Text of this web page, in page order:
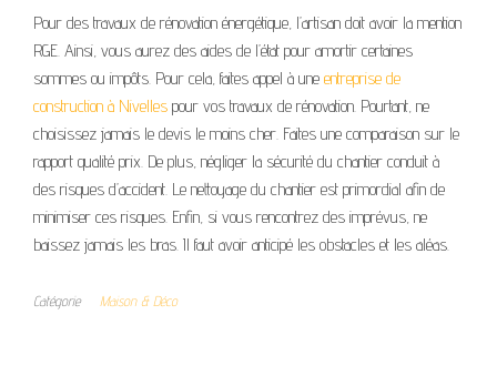
Pour des travaux de rénovation énergétique, l’artisan doit avoir la mention
RGE. Ainsi, vous aurez des aides de l’état pour amortir certaines
sommes ou impôts. Pour cela, faites appel à une entreprise de
construction à Nivelles pour vos travaux de rénovation. Pourtant, ne
choisissez jamais le devis le moins cher. Faites une comparaison sur le
rapport qualité prix. De plus, négliger la sécurité du chantier conduit à
des risques d’accident. Le nettoyage du chantier est primordial afin de
minimiser ces risques. Enfin, si vous rencontrez des imprévus, ne
baissez jamais les bras. Il faut avoir anticipé les obstacles et les aléas.
Catégorie Maison & Déco